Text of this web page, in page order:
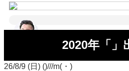
2020年「」
26/8/9 (日) ()///m(・)